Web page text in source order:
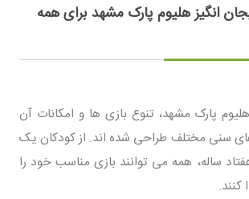
انگیز هلیوم پارک مشهد برای همه
پارک مشهد، تنوع بازی ها و امکانات آن
سنی مختلف طراحی شده اند. از کودکان یک
ساله، همه می توانند بازی مناسب خود را
کنند.